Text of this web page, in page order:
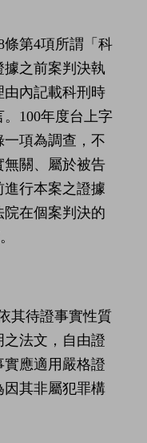
條第4項所謂「科
之前案判決執
由內記載科刑時
100年度台上字
項為調查，不
關、屬於被告
行本案之證據
在個案判決的
其待證事實性質
法文，自由證
實應適用嚴格證
因其非屬犯罪構